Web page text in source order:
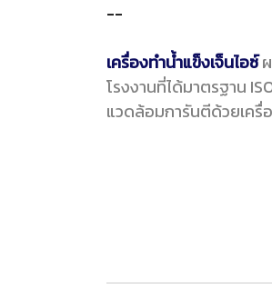
--
เครื่องทำน้ำแข็งเจ็นไอซ์ผ
โรงงานที่ได้มาตรฐาน
แวดล้อมการันตีด้วยเครื่